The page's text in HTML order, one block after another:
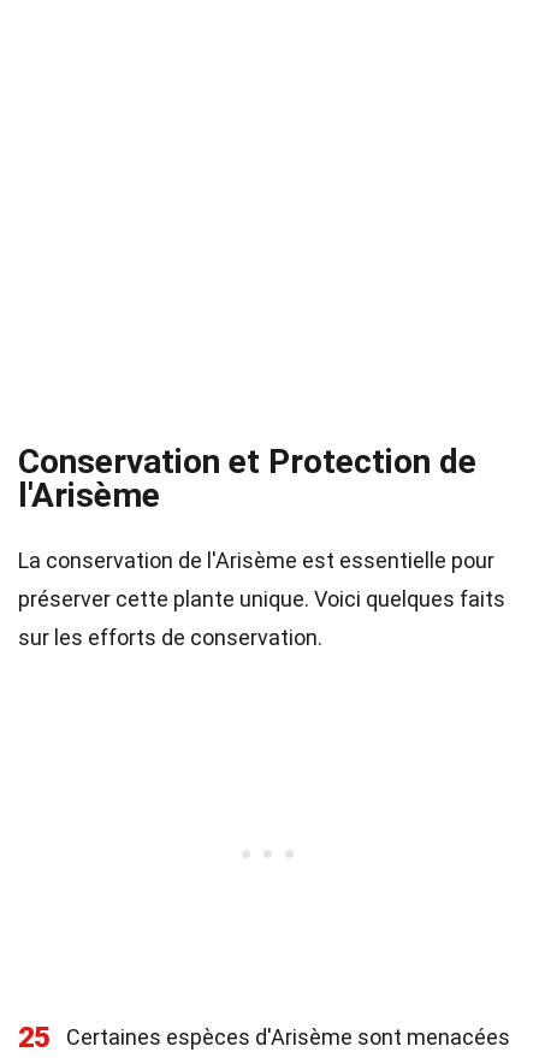
Conservation et Protection de
l'Arisème
La conservation de l'Arisème est essentielle pour
préserver cette plante unique. Voici quelques faits
sur les efforts de conservation.
25
Certaines espèces d'Arisème sont menacées